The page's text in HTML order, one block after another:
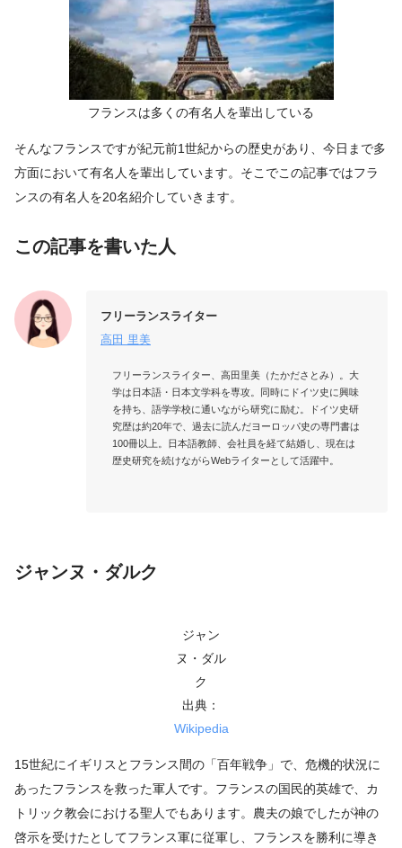
フランスは多くの有名人を輩出している
そんなフランスですが紀元前1世紀からの歴史があり、今日まで多
方面において有名人を輩出しています。そこでこの記事ではフラ
ンスの有名人を20名紹介していきます。
この記事を書いた人
フリーランスライター
高田 里美
フリーランスライター、高田里美（たかださとみ）。大
学は日本語・日本文学科を専攻。同時にドイツ史に興味
を持ち、語学学校に通いながら研究に励む。ドイツ史研
究歴は約20年で、過去に読んだヨーロッパ史の専門書は
100冊以上。日本語教師、会社員を経て結婚し、現在は
歴史研究を続けながらWebライターとして活躍中。
ジャンヌ・ダルク
ジャン
ヌ・ダル
ク
出典：
Wikipedia
15世紀にイギリスとフランス間の「百年戦争」で、危機的状況に
あったフランスを救った軍人です。フランスの国民的英雄で、カ
トリック教会における聖人でもあります。農夫の娘でしたが神の
啓示を受けたとしてフランス軍に従軍し、フランスを勝利に導き